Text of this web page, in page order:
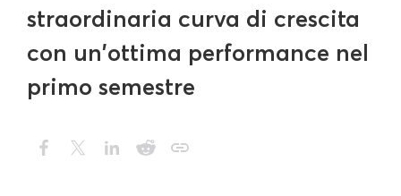
straordinaria curva di crescita
con un'ottima performance nel
primo semestre